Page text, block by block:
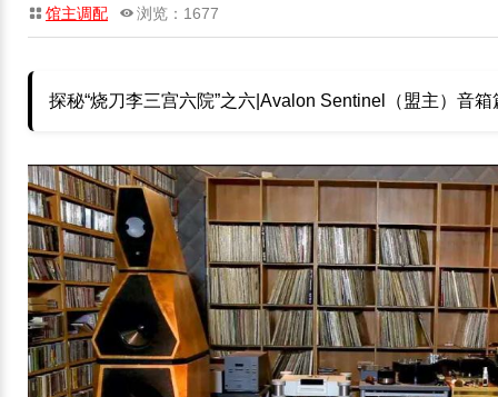
馆主调配
浏览：1677
探秘“烧刀李三宫六院”之六|Avalon Sentinel（盟主）音箱